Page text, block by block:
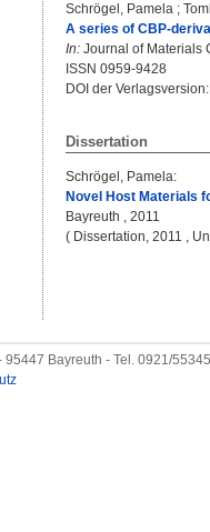
Schrögel, Pamela ;
A series of CBP-
In: Journal of Materials
ISSN 0959-9428
DOI der Verlagsversion:
Dissertation
Schrögel, Pamela:
Novel Host Materials
Bayreuth , 2011
( Dissertation, 2011 ,
95447 Bayreuth - Tel. 0921/